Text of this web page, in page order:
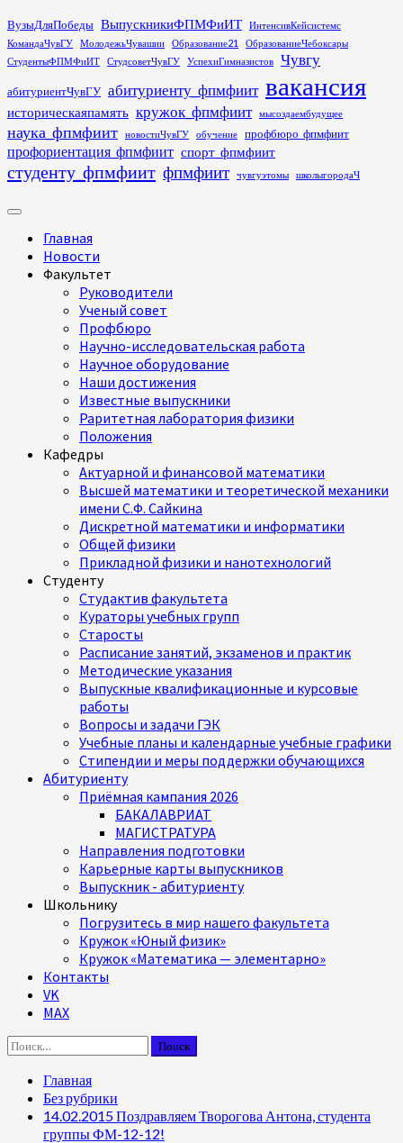
Перейти
к
содержимому
ВузыДляПобеды ВыпускникиФПМФиИТ
ИнтенсивКейсистемс
КомандаЧувГУ
МолодежьЧувашии Образование21
ОбразованиеЧебоксары
СтудентыФПМФиИТ
СтудсоветЧувГУ УспехиГимназистов Чувгу
абитуриентЧувГУ абитуриенту_фпмфиит вакансия
историческаяпамять кружок_фпмфиит мысоздаембудущее
наука_фпмфиит новостиЧувГУ обучение профбюро_фпмфиит
профориентация_фпмфиит спорт_фпмфиит
студенту_фпмфиит фпмфиит чувгуэтомы школыгородаЧ
Основное
Главная
Новости
Факультет
Руководители
Ученый совет
Профбюро
Научно-исследовательская работа
Научное оборудование
Наши достижения
Известные выпускники
Раритетная лаборатория физики
Положения
Кафедры
Актуарной и финансовой математики
Высшей математики и теоретической механики
имени С.Ф. Сайкина
Дискретной математики и информатики
Общей физики
Прикладной физики и нанотехнологий
Студенту
Студактив факультета
Кураторы учебных групп
Старосты
Расписание занятий, экзаменов и практик
Методические указания
Выпускные квалификационные и курсовые
работы
Вопросы и задачи ГЭК
Учебные планы и календарные учебные графики
Стипендии и меры поддержки обучающихся
Абитуриенту
Приёмная кампания 2026
БАКАЛАВРИАТ
МАГИСТРАТУРА
Направления подготовки
Карьерные карты выпускников
Выпускник - абитуриенту
Школьнику
Погрузитесь в мир нашего факультета
Кружок «Юный физик»
Кружок «Математика — элементарно»
Контакты
VK
MAX
Найти:
Главная
Без рубрики
14.02.2015 Поздравляем Творогова Антона, студента
группы ФМ-12-12!